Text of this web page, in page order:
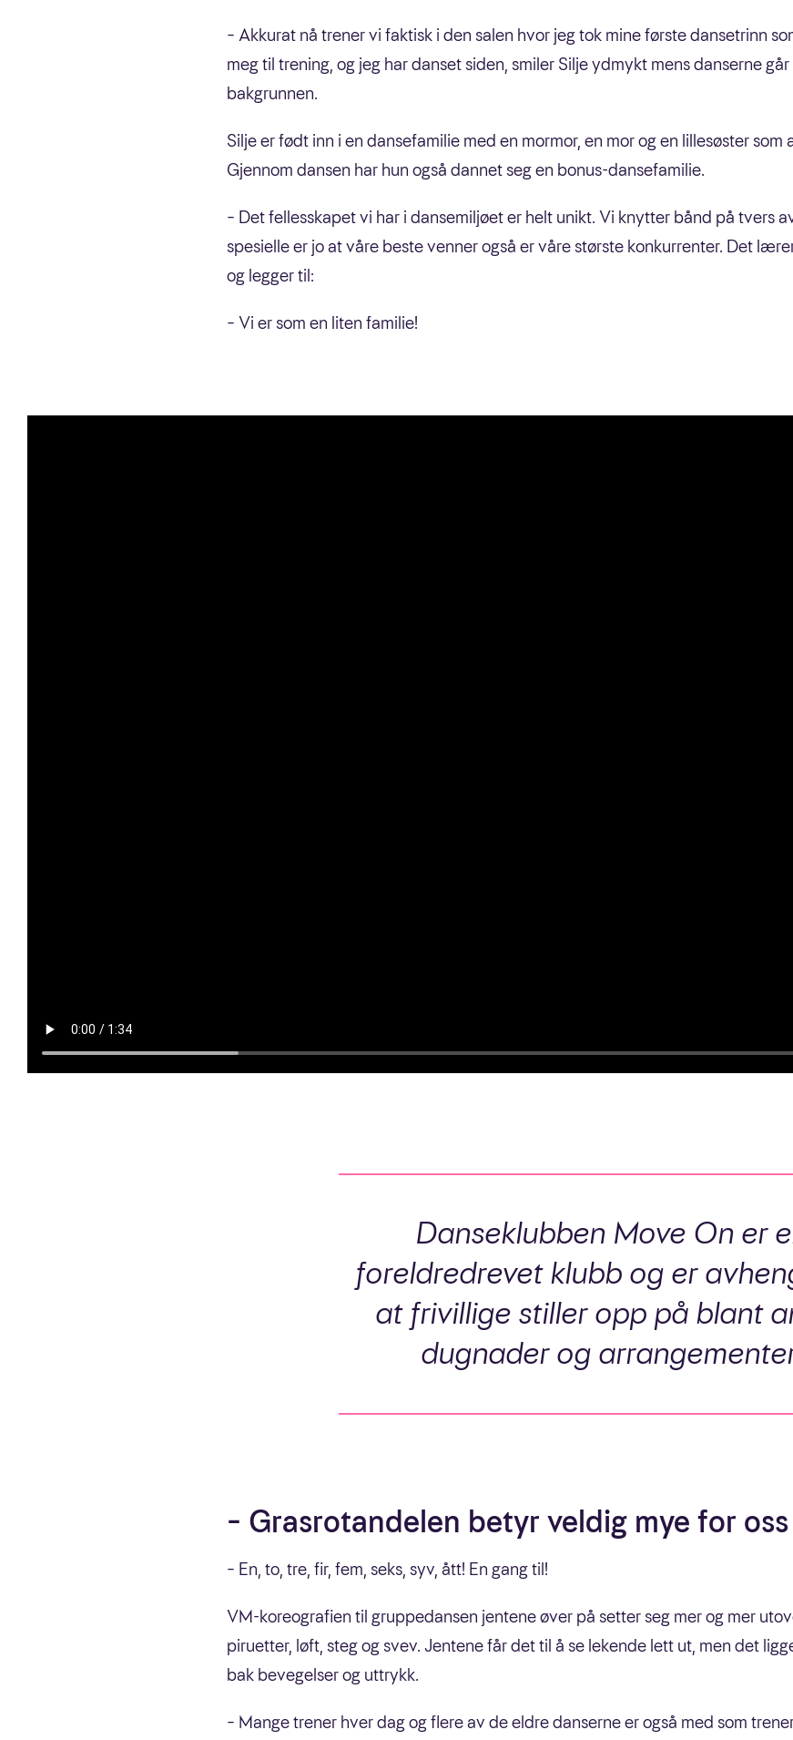
– Akkurat nå trener vi faktisk i den salen hvor jeg tok mine første dansetrinn
meg til trening, og jeg har danset siden, smiler Silje ydmykt mens danserne
bakgrunnen.
Silje er født inn i en dansefamilie med en mormor, en mor og en lillesøster
Gjennom dansen har hun også dannet seg en bonus-dansefamilie.
– Det fellesskapet vi har i dansemiljøet er helt unikt. Vi knytter bånd på tvers
spesielle er jo at våre beste venner også er våre største konkurrenter. Det
og legger til:
– Vi er som en liten familie!
Danseklubben Move On er
foreldredrevet klubb og er
at frivillige stiller opp på blant
dugnader og
– Grasrotandelen betyr veldig mye for oss
– En, to, tre, fir, fem, seks, syv, ått! En gang til!
VM-koreografien til gruppedansen jentene øver på setter seg mer og mer
piruetter, løft, steg og svev. Jentene får det til å se lekende lett ut, men det
bak bevegelser og uttrykk.
– Mange trener hver dag og flere av de eldre danserne er også med som